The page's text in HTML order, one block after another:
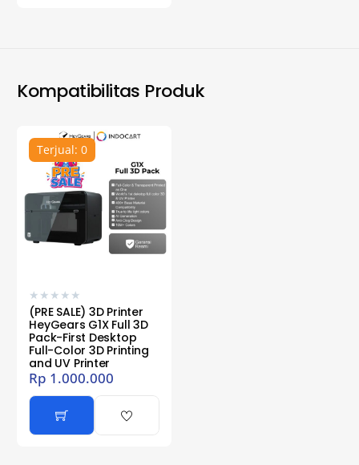
Kompatibilitas Produk
Terjual: 0
★ ★ ★ ★ ★
(PRE SALE) 3D Printer
HeyGears G1X Full 3D
Pack-First Desktop
Full-Color 3D Printing
and UV Printer
Rp 1.000.000